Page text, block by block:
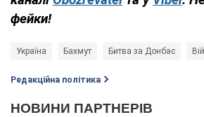
фейки!
Україна Бахмут Битва за Донбас
Редакційна політика